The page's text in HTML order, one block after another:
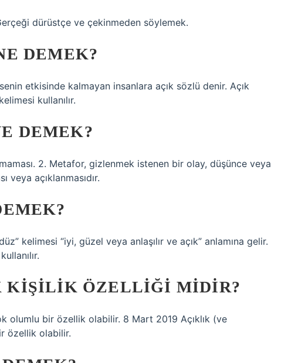
dürüstçe ve çekinmeden söylemek.
DEMEK?
etkisinde kalmayan insanlara açık sözlü denir. Açık
kullanılır.
DEMEK?
2. Metafor, gizlenmek istenen bir olay, düşünce veya
veya açıklanmasıdır.
kelimesi “iyi, güzel veya anlaşılır ve açık” anlamına gelir.
KIŞILIK ÖZELLIĞI MIDIR?
olumlu bir özellik olabilir. 8 Mart 2019 Açıklık (ve
özellik olabilir.